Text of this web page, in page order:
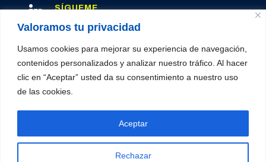
Valoramos tu privacidad
Usamos cookies para mejorar su experiencia de navegación,
contenidos personalizados y analizar nuestro tráfico. Al hacer
clic en “Aceptar” usted da su consentimiento a nuestro uso
de las cookies.
Rechazar
Aceptar
 SÍGUEME
LinkedIn
© 2026 Historias de una PYME
Política de privacidad|Cookies|Aviso legal